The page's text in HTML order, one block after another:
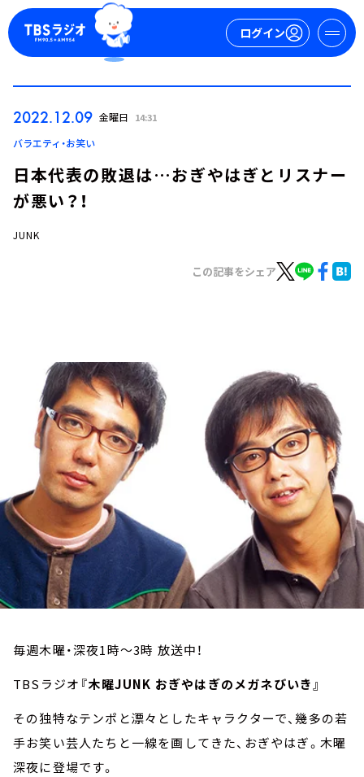
ログイン
ログイン
お知らせ
イベント・グッズ
YouTube
会社情報
2022.12.09 金曜日 14:31
バラエティ・お笑い
日本代表の敗退は…おぎやはぎとリスナー
が悪い？！
JUNK
この記事をシェア
毎週木曜・深夜1時～3時 放送中！
TBSラジオ 『木曜JUNK おぎやはぎのメガネびいき』
その独特なテンポと漂々としたキャラクターで、幾多の若
手お笑い芸人たちと一線を画してきた、おぎやはぎ。木曜
深夜に登場です。